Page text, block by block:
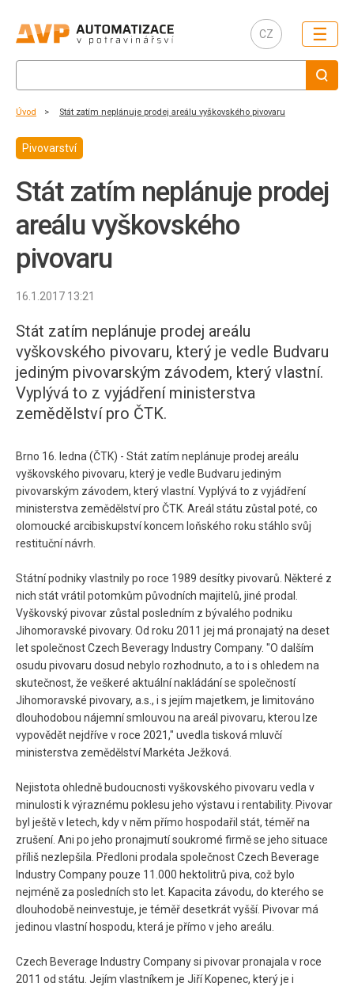
CZ ☰
Úvod Stát zatím neplánuje prodej areálu vyškovského pivovaru
Pivovarství
Stát zatím neplánuje prodej
areálu vyškovského
pivovaru
16.1.2017 13:21
Stát zatím neplánuje prodej areálu
vyškovského pivovaru, který je vedle Budvaru
jediným pivovarským závodem, který vlastní.
Vyplývá to z vyjádření ministerstva
zemědělství pro ČTK.
Brno 16. ledna (ČTK) - Stát zatím neplánuje prodej areálu
vyškovského pivovaru, který je vedle Budvaru jediným
pivovarským závodem, který vlastní. Vyplývá to z vyjádření
ministerstva zemědělství pro ČTK. Areál státu zůstal poté, co
olomoucké arcibiskupství koncem loňského roku stáhlo svůj
restituční návrh.
Státní podniky vlastnily po roce 1989 desítky pivovarů. Některé z
nich stát vrátil potomkům původních majitelů, jiné prodal.
Vyškovský pivovar zůstal posledním z bývalého podniku
Jihomoravské pivovary. Od roku 2011 jej má pronajatý na deset
let společnost Czech Beveragy Industry Company. "O dalším
osudu pivovaru dosud nebylo rozhodnuto, a to i s ohledem na
skutečnost, že veškeré aktuální nakládání se společností
Jihomoravské pivovary, a.s., i s jejím majetkem, je limitováno
dlouhodobou nájemní smlouvou na areál pivovaru, kterou lze
vypovědět nejdříve v roce 2021," uvedla tisková mluvčí
ministerstva zemědělství Markéta Ježková.
Nejistota ohledně budoucnosti vyškovského pivovaru vedla v
minulosti k výraznému poklesu jeho výstavu i rentability. Pivovar
byl ještě v letech, kdy v něm přímo hospodařil stát, téměř na
zrušení. Ani po jeho pronajmutí soukromé firmě se jeho situace
příliš nezlepšila. Předloni prodala společnost Czech Beverage
Industry Company pouze 11.000 hektolitrů piva, což bylo
nejméně za posledních sto let. Kapacita závodu, do kterého se
dlouhodobě neinvestuje, je téměř desetkrát vyšší. Pivovar má
jedinou vlastní hospodu, která je přímo v jeho areálu.
Czech Beverage Industry Company si pivovar pronajala v roce
2011 od státu. Jejím vlastníkem je Jiří Kopenec, který je i